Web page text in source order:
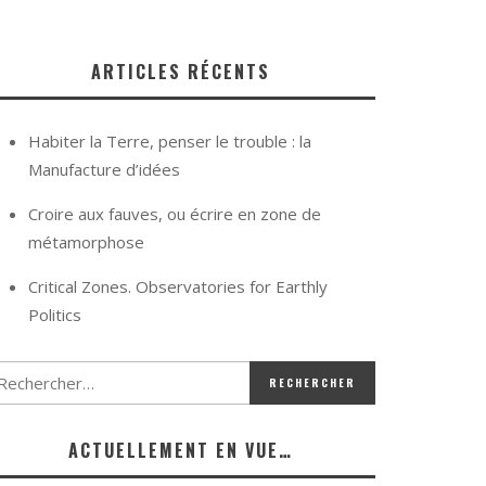
ARTICLES RÉCENTS
Habiter la Terre, penser le trouble : la
Manufacture d’idées
Croire aux fauves, ou écrire en zone de
métamorphose
Critical Zones. Observatories for Earthly
Politics
ACTUELLEMENT EN VUE…